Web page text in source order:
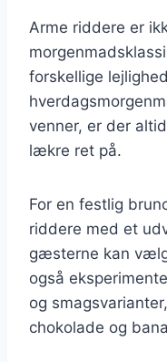
Arme riddere er
forskellige
venner, er der
lækre ret på.
For en festlig
riddere med et
gæsterne kan
også
og
chokolade og